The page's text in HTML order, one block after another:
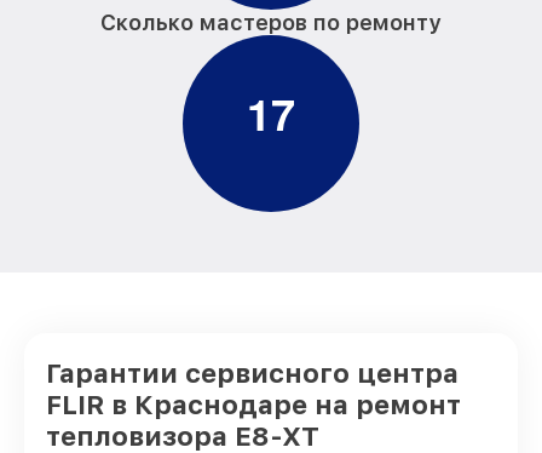
Сколько мастеров по ремонту
17
Гарантии сервисного центра
FLIR в Краснодаре на ремонт
тепловизора E8-XT